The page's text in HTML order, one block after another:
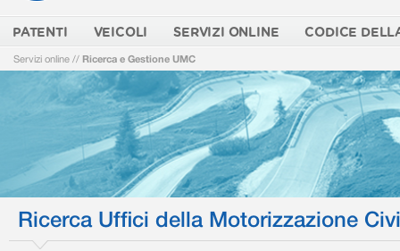
PATENTI VEICOLI SERVIZI ONLINE CODICE
Servizi online // Ricerca e Gestione UMC
Ricerca Uffici della Motorizzazione